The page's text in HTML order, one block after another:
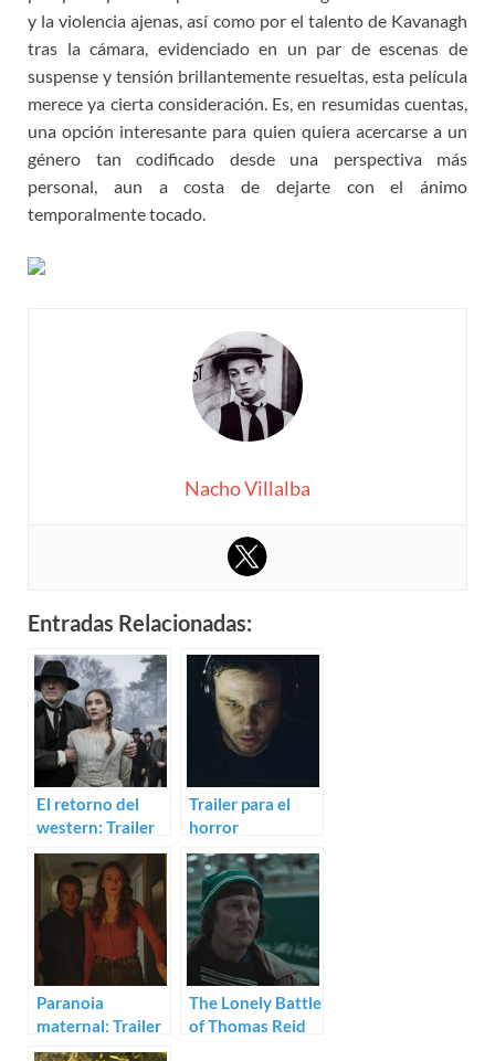
y la violencia ajenas, así como por el talento de Kavanagh
tras la cámara, evidenciado en un par de escenas de
suspense y tensión brillantemente resueltas, esta película
merece ya cierta consideración. Es, en resumidas cuentas,
una opción interesante para quien quiera acercarse a un
género tan codificado desde una perspectiva más
personal, aun a costa de dejarte con el ánimo
temporalmente tocado.
Nacho Villalba
Entradas Relacionadas:
El retorno del
western: Trailer
para Never Grow
Old
Trailer para el
horror
sobrenatural,
The Canal
Paranoia
maternal: Trailer
para Son de Ivan
The Lonely Battle
of Thomas Reid